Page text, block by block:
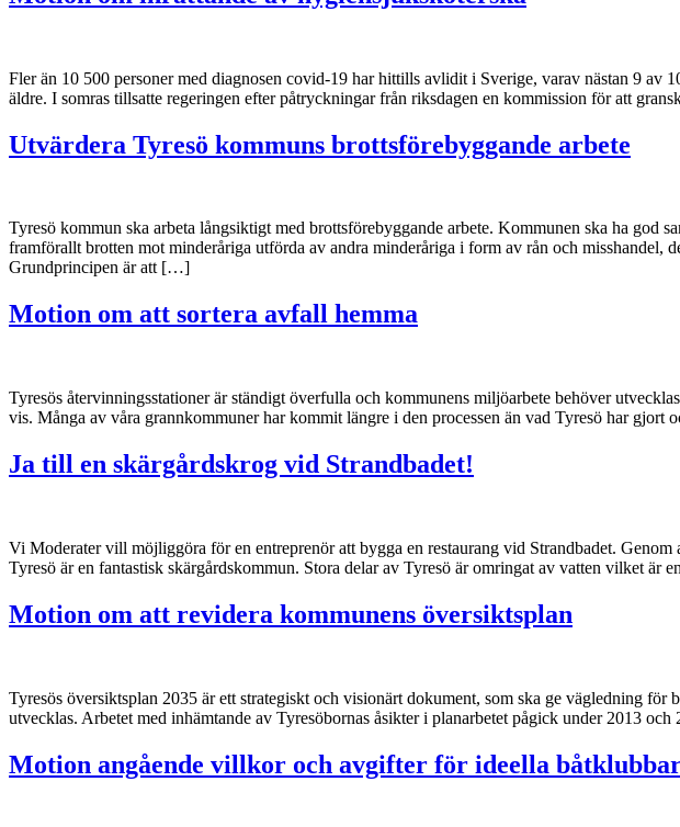
Fler än 10 500 personer med diagnosen covid-19 har hittills avlidit i Sverige, varav nästan 9 av
äldre. I somras tillsatte regeringen efter påtryckningar från riksdagen en kommission för att
Utvärdera Tyresö kommuns brottsförebyggande arbete
Tyresö kommun ska arbeta långsiktigt med brottsförebyggande arbete. Kommunen ska ha god
framförallt brotten mot minderåriga utförda av andra minderåriga i form av rån och
Grundprincipen är att […]
Motion om att sortera avfall hemma
Tyresös återvinningsstationer är ständigt överfulla och kommunens miljöarbete behöver
vis. Många av våra grannkommuner har kommit längre i den processen än vad Tyresö har
Ja till en skärgårdskrog vid Strandbadet!
Vi Moderater vill möjliggöra för en entreprenör att bygga en restaurang vid Strandbadet.
Tyresö är en fantastisk skärgårdskommun. Stora delar av Tyresö är omringat av vatten vilket
Motion om att revidera kommunens översiktsplan
Tyresös översiktsplan 2035 är ett strategiskt och visionärt dokument, som ska ge vägledning
utvecklas. Arbetet med inhämtande av Tyresöbornas åsikter i planarbetet pågick under 2013
Motion angående villkor och avgifter för ideella